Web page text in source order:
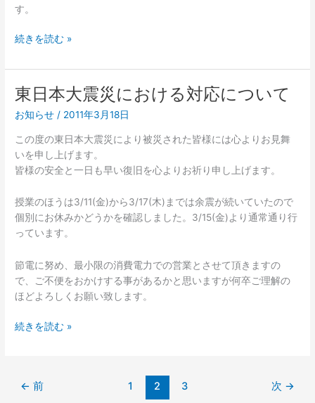
す。
お
げ
さ
ま
で
周
年
続きを読む »
東日本大震災における対応について
お知らせ / 2011年3月18日
この度の東日本大震災により被災された皆様には心よりお見舞
いを申し上げます。
皆様の安全と一日も早い復旧を心よりお祈り申し上げます。
授業のほうは3/11(金)から3/17(木)までは余震が続いていたので
個別にお休みかどうかを確認しました。3/15(金)より通常通り行
っています。
節電に努め、最小限の消費電力での営業とさせて頂きますの
で、ご不便をおかけする事があるかと思いますが何卒ご理解の
ほどよろしくお願い致します。
東
震
続きを読む »
← 前 1 2 3 次 →